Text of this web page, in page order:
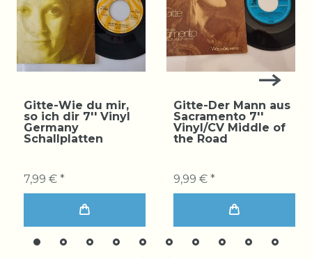
Gitte-Wie du mir,
so ich dir 7'' Vinyl
Germany
Schallplatten
7,99 € *
Gitte-Der Mann aus
Sacramento 7''
Vinyl/CV Middle of
the Road
9,99 € *